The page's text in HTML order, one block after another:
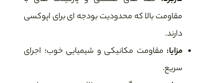
مقاومت بالا که محدودیت بودجه ای برای اپوکسی
دارند.
مزایا: مقاومت مکانیکی و شیمیایی خوب؛ اجرای
سریع.